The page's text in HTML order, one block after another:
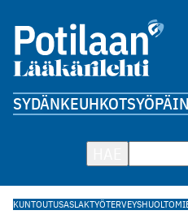
SYDÄNKEUHKOTSYÖPÄ
KUNTOUTUSASLAKTYÖTERVEYSHUOLTO